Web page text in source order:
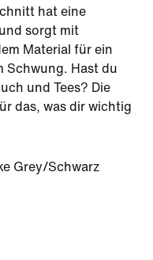
hat eine
sorgt mit
Material für ein
Schwung. Hast du
und Tees? Die
das, was dir wichtig
Grey/Schwarz